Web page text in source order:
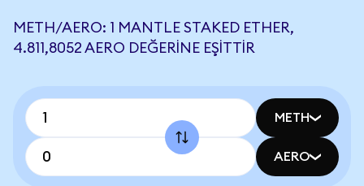
METH/AERO: 1 MANTLE STAKED ETHER,
4.811,8052 AERO DEĞERINE EŞITTIR
METH
AERO